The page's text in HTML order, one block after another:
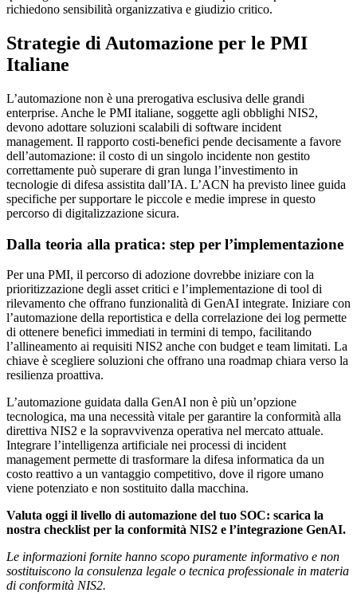
richiedono sensibilità organizzativa e giudizio critico.
Strategie di Automazione per le PMI
Italiane
L’automazione non è una prerogativa esclusiva delle grandi
enterprise. Anche le PMI italiane, soggette agli obblighi NIS2,
devono adottare soluzioni scalabili di software incident
management. Il rapporto costi-benefici pende decisamente a favore
dell’automazione: il costo di un singolo incidente non gestito
correttamente può superare di gran lunga l’investimento in
tecnologie di difesa assistita dall’IA. L’ACN ha previsto linee guida
specifiche per supportare le piccole e medie imprese in questo
percorso di digitalizzazione sicura.
Dalla teoria alla pratica: step per l’implementazione
Per una PMI, il percorso di adozione dovrebbe iniziare con la
prioritizzazione degli asset critici e l’implementazione di tool di
rilevamento che offrano funzionalità di GenAI integrate. Iniziare con
l’automazione della reportistica e della correlazione dei log permette
di ottenere benefici immediati in termini di tempo, facilitando
l’allineamento ai requisiti NIS2 anche con budget e team limitati. La
chiave è scegliere soluzioni che offrano una roadmap chiara verso la
resilienza proattiva.
L’automazione guidata dalla GenAI non è più un’opzione
tecnologica, ma una necessità vitale per garantire la conformità alla
direttiva NIS2 e la sopravvivenza operativa nel mercato attuale.
Integrare l’intelligenza artificiale nei processi di incident
management permette di trasformare la difesa informatica da un
costo reattivo a un vantaggio competitivo, dove il rigore umano
viene potenziato e non sostituito dalla macchina.
Valuta oggi il livello di automazione del tuo SOC: scarica la
nostra checklist per la conformità NIS2 e l’integrazione GenAI.
Le informazioni fornite hanno scopo puramente informativo e non
sostituiscono la consulenza legale o tecnica professionale in materia
di conformità NIS2.